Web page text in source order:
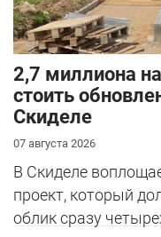
2,7 миллиона
стоить
Скиделе
07 августа 2026
В Скиделе
проект, который
облик сразу